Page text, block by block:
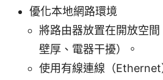
優化本地網路環境
將路由器放置在開放空
壁厚、電器干擾）。
使用有線連線（Ethernet